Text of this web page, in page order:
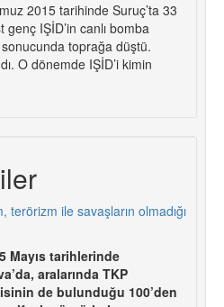
2015 tarihinde Suruç’ta 33
genç IŞİD’in canlı bomba
sonucunda toprağa düştü.
O dönemde IŞİD’i kimin
ile savaşların olmadığı
Mayıs tarihlerinde
aralarında TKP
de bulunduğu 100’den